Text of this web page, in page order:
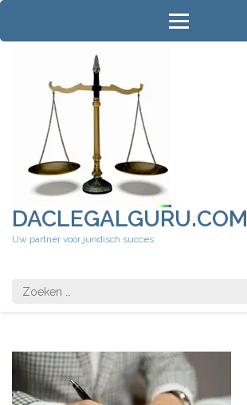
Ga
inhoud
DACLEGALGURU.COM
Uw partner voor juridisch succes